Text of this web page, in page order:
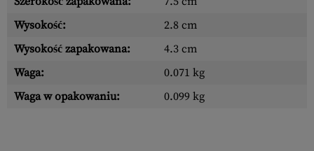
Wysokość:
2.8 cm
Wysokość zapakowana:
4.3 cm
Waga:
0.071 kg
Waga w opakowaniu:
0.099 kg